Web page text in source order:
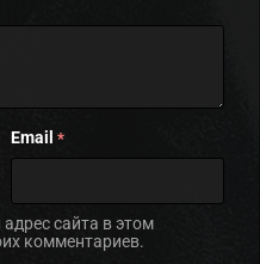
Email *
сайта в этом
комментариев.